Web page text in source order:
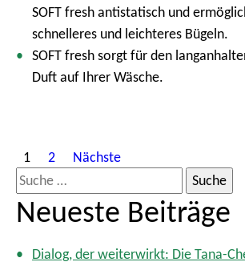
SOFT fresh antistatisch und
schnelleres und leichteres Bügeln.
SOFT fresh sorgt für den
Duft auf Ihrer Wäsche.
e
i
t
n
1 2
Nächste
S
u
cNeueste Beiträge
Dialog, der weiterwirkt: Die Tana-